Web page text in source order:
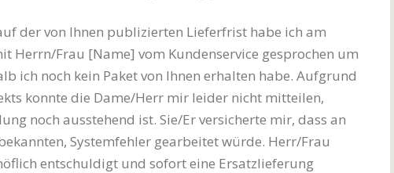
der von Ihnen publizierten Lieferfrist habe ich am
Herrn/Frau [Name] vom Kundenservice gesprochen um
ich noch kein Paket von Ihnen erhalten habe. Aufgrund
konnte die Dame/Herr mir leider nicht mitteilen,
noch ausstehend ist. Sie/Er versicherte mir, dass an
Systemfehler gearbeitet würde. Herr/Frau
entschuldigt und sofort eine Ersatzlieferung